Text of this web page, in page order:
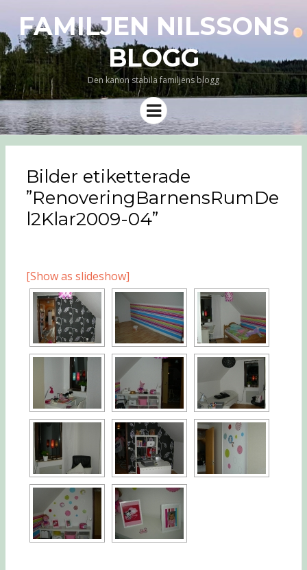
FAMILJEN NILSSONS
BLOGG
Den kanon stabila familjens blogg
Meny
Bilder etiketterade
”RenoveringBarnensRumDe
l2Klar2009-04”
[Show as slideshow]